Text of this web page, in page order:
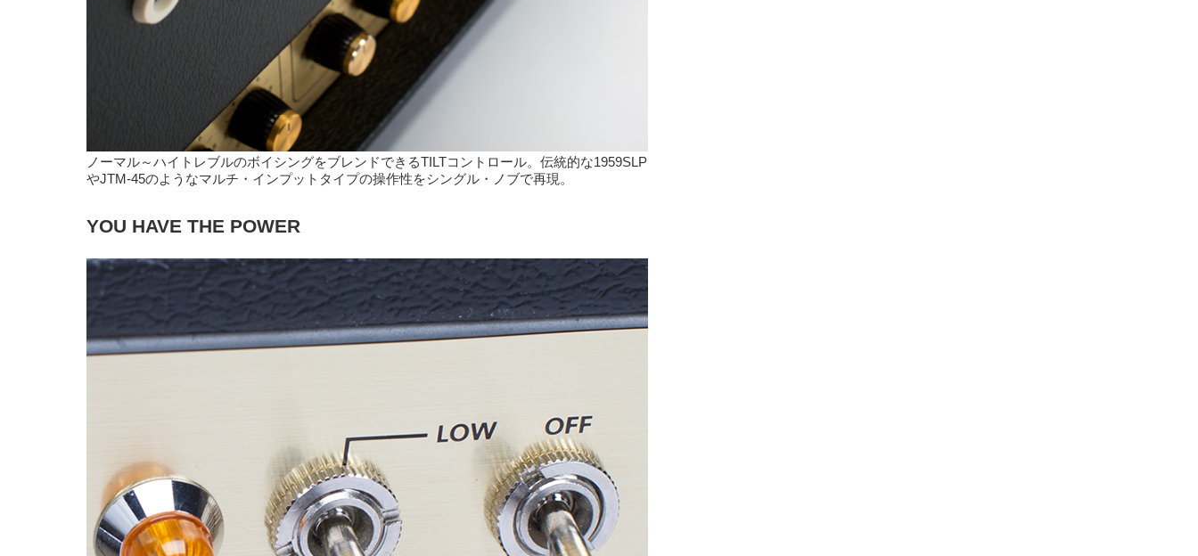
ノーマル～ハイトレブルのボイシングをブレンドできるTILTコントロール。伝統的な1959SLP
やJTM-45のようなマルチ・インプットタイプの操作性をシングル・ノブで再現。
YOU HAVE THE POWER